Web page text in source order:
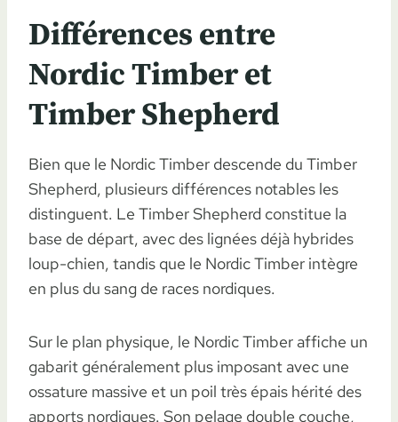
Différences entre
Nordic Timber et
Timber Shepherd
Bien que le Nordic Timber descende du Timber
Shepherd, plusieurs différences notables les
distinguent. Le Timber Shepherd constitue la
base de départ, avec des lignées déjà hybrides
loup-chien, tandis que le Nordic Timber intègre
en plus du sang de races nordiques.
Sur le plan physique, le Nordic Timber affiche un
gabarit généralement plus imposant avec une
ossature massive et un poil très épais hérité des
apports nordiques. Son pelage double couche,